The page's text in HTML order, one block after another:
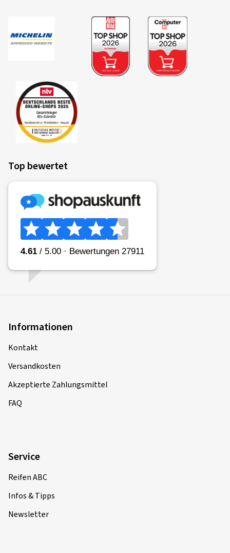
Top bewertet
Informationen
Kontakt
Versandkosten
Akzeptierte Zahlungsmittel
FAQ
Service
Reifen ABC
Infos & Tipps
Newsletter